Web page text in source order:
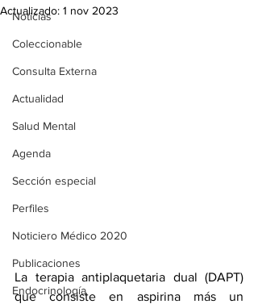
Noticias
Coleccionable
Consulta Externa
Actualidad
Salud Mental
Agenda
Sección especial
Perfiles
Noticiero Médico 2020
Publicaciones
Endocrinología
Actualizado: 1 nov 2023
La terapia antiplaquetaria dual (DAPT)
que consiste en aspirina más un